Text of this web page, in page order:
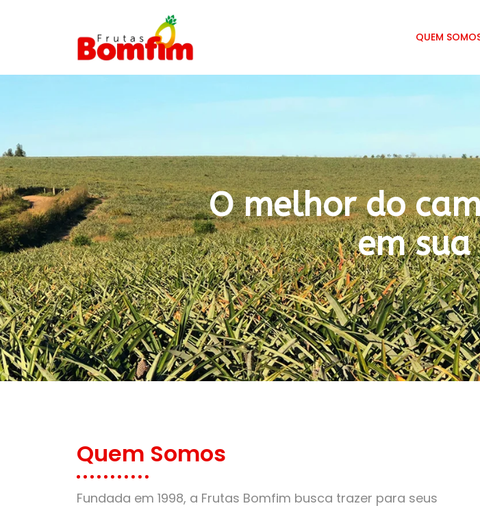
QUEM
O melhor do
em sua
Quem Somos
Fundada em 1998, a Frutas Bomfim busca trazer para seus